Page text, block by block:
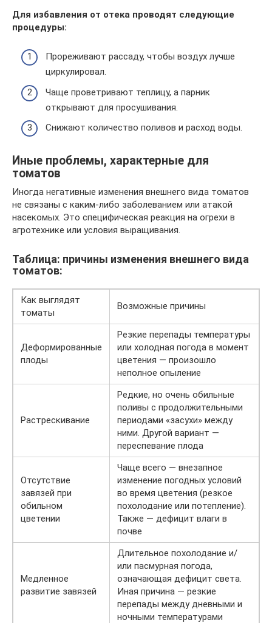
Для избавления от отека проводят следующие
процедуры:
Прореживают рассаду, чтобы воздух лучше
циркулировал.
Чаще проветривают теплицу, а парник
открывают для просушивания.
Снижают количество поливов и расход воды.
Иные проблемы, характерные для
томатов
Иногда негативные изменения внешнего вида томатов
не связаны с каким-либо заболеванием или атакой
насекомых. Это специфическая реакция на огрехи в
агротехнике или условия выращивания.
Таблица: причины изменения внешнего вида
томатов:
Как выглядят
томаты
Возможные причины
Деформированные
плоды
Резкие перепады температуры
или холодная погода в момент
цветения — произошло
неполное опыление
Растрескивание
Редкие, но очень обильные
поливы с продолжительными
периодами «засухи» между
ними. Другой вариант —
переспевание плода
Отсутствие
завязей при
обильном
цветении
Чаще всего — внезапное
изменение погодных условий
во время цветения (резкое
похолодание или потепление).
Также — дефицит влаги в
почве
Медленное
развитие завязей
Длительное похолодание и/
или пасмурная погода,
означающая дефицит света.
Иная причина — резкие
перепады между дневными и
ночными температурами